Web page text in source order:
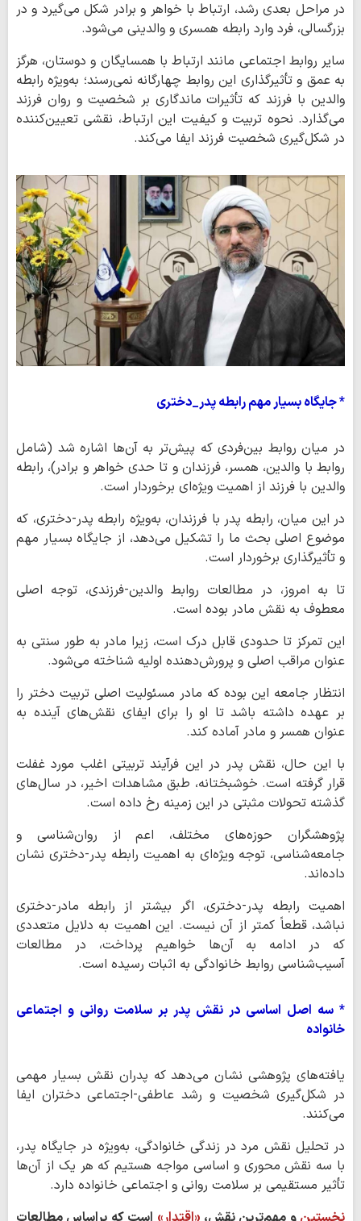
در مراحل بعدی رشد، ارتباط با خواهر و برادر شکل می‌گیرد و در
بزرگسالی، فرد وارد رابطه همسری و والدینی می‌شود.
سایر روابط اجتماعی مانند ارتباط با همسایگان و دوستان، هرگز
به عمق و تأثیرگذاری این روابط چهارگانه نمی‌رسند؛ به‌ویژه رابطه
والدین با فرزند که تأثیرات ماندگاری بر شخصیت و روان فرزند
می‌گذارد. نحوه تربیت و کیفیت این ارتباط، نقشی تعیین‌کننده
در شکل‌گیری شخصیت فرزند ایفا می‌کند.
* جایگاه بسیار مهم رابطه پدر_دختری
در میان روابط بین‌فردی که پیش‌تر به آن‌ها اشاره شد (شامل
روابط با والدین، همسر، فرزندان و تا حدی خواهر و برادر)، رابطه
والدین با فرزند از اهمیت ویژه‌ای برخوردار است.
در این میان، رابطه پدر با فرزندان، به‌ویژه رابطه پدر-دختری، که
موضوع اصلی بحث ما را تشکیل می‌دهد، از جایگاه بسیار مهم
و تأثیرگذاری برخوردار است.
تا به امروز، در مطالعات روابط والدین-فرزندی، توجه اصلی
معطوف به نقش مادر بوده است.
این تمرکز تا حدودی قابل درک است، زیرا مادر به طور سنتی به
عنوان مراقب اصلی و پرورش‌دهنده اولیه شناخته می‌شود.
انتظار جامعه این بوده که مادر مسئولیت اصلی تربیت دختر را
بر عهده داشته باشد تا او را برای ایفای نقش‌های آینده به
عنوان همسر و مادر آماده کند.
با این حال، نقش پدر در این فرآیند تربیتی اغلب مورد غفلت
قرار گرفته است. خوشبختانه، طبق مشاهدات اخیر، در سال‌های
گذشته تحولات مثبتی در این زمینه رخ داده است.
پژوهشگران حوزه‌های مختلف، اعم از روان‌شناسی و
جامعه‌شناسی، توجه ویژه‌ای به اهمیت رابطه پدر-دختری نشان
داده‌اند.
اهمیت رابطه پدر-دختری، اگر بیشتر از رابطه مادر-دختری
نباشد، قطعاً کمتر از آن نیست. این اهمیت به دلایل متعددی
که در ادامه به آن‌ها خواهیم پرداخت، در مطالعات
آسیب‌شناسی روابط خانوادگی به اثبات رسیده است.
* سه اصل اساسی در نقش پدر بر سلامت روانی و اجتماعی
خانواده
یافته‌های پژوهشی نشان می‌دهد که پدران نقش بسیار مهمی
در شکل‌گیری شخصیت و رشد عاطفی-اجتماعی دختران ایفا
می‌کنند.
در تحلیل نقش مرد در زندگی خانوادگی، به‌ویژه در جایگاه پدر،
با سه نقش محوری و اساسی مواجه هستیم که هر یک از آن‌ها
تأثیر مستقیمی بر سلامت روانی و اجتماعی خانواده دارد.